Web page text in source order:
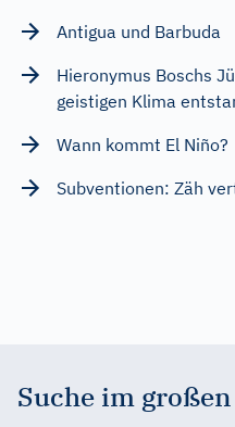
Antigua und Barbuda
Hieronymus Boschs
geistigen Klima
Wann kommt El Niño?
Subventionen: Zäh
Suche im